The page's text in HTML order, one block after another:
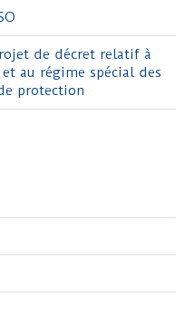
de décret relatif à
au régime spécial des
protection